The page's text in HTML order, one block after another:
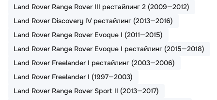
Land Rover Range Rover III рестайлинг 2 (2009—2012)
Land Rover Discovery IV рестайлинг (2013—2016)
Land Rover Range Rover Evoque I (2011—2015)
Land Rover Range Rover Evoque I рестайлинг (2015—2018)
Land Rover Freelander I рестайлинг (2003—2006)
Land Rover Freelander I (1997—2003)
Land Rover Range Rover Sport II (2013—2017)